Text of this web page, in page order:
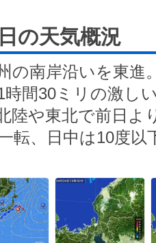
の天気概況
の南岸沿いを東進
時間30ミリの激し
陸や東北で前日よ
転、日中は10度以